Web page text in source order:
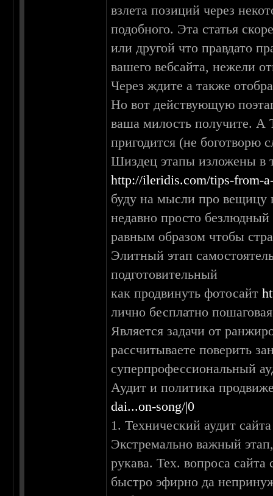
взлета позиций через
подобного. Эта статья
или другой что правдато
вашего вебсайта, нежели
Через ждите а также
Но вот действующую
ваша милость получите. А
пригодится (не боготворю
Шиздец этапы изложены в
http://ileridis.com/tips-from-
буду на мысли про вещицу
недавно просто
равным образом чтобы
Элитный этап
подготовительный
как продвинуть фотосайт
лично бесплатно
Является задачи от
рассчитываете поверить
суперпрофессиональный
Аудит и политика
dai...on-song/|0
1. Технический аудит сайта
Экстремально важный
рукава. Тех. вопроса
быстро эфирно да